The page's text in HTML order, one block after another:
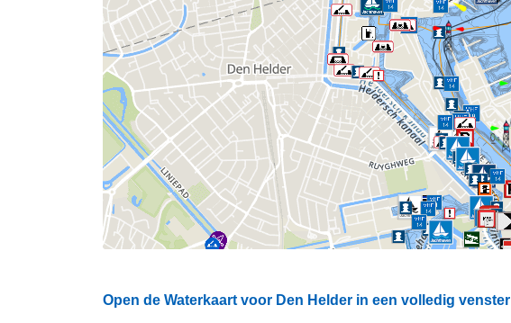
Open de Waterkaart voor Den Helder in een volledig venster